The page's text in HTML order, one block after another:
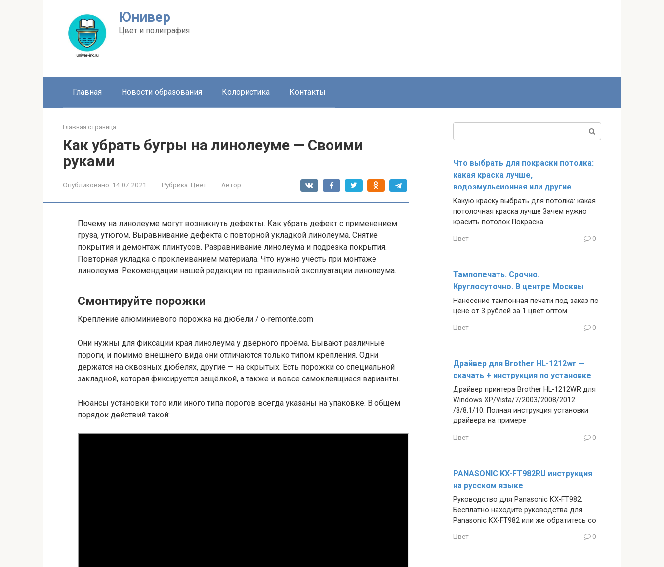
Юнивер
Цвет и полиграфия
Главная Новости образования Колористика Контакты
Главная страница
Как убрать бугры на линолеуме — Своими
руками
Опубликовано: 14.07.2021 Рубрика: Цвет Автор:
Почему на линолеуме могут возникнуть дефекты. Как убрать дефект с применением
груза, утюгом. Выравнивание дефекта с повторной укладкой линолеума. Снятие
покрытия и демонтаж плинтусов. Разравнивание линолеума и подрезка покрытия.
Повторная укладка с проклеиванием материала. Что нужно учесть при монтаже
линолеума. Рекомендации нашей редакции по правильной эксплуатации линолеума.
Смонтируйте порожки
Крепление алюминиевого порожка на дюбели / o-remonte.com
Они нужны для фиксации края линолеума у дверного проёма. Бывают различные
пороги, и помимо внешнего вида они отличаются только типом крепления. Одни
держатся на сквозных дюбелях, другие — на скрытых. Есть порожки со специальной
закладной, которая фиксируется защёлкой, а также и вовсе самоклеящиеся варианты.
Нюансы установки того или иного типа порогов всегда указаны на упаковке. В общем
порядок действий такой:
Что выбрать для покраски потолка:
какая краска лучше,
водоэмульсионная или другие
Какую краску выбрать для потолка: какая
потолочная краска лучше Зачем нужно
красить потолок Покраска
Цвет 0
Тампопечать. Срочно.
Круглосуточно. В центре Москвы
Нанесение тампонная печати под заказ по
цене от 3 рублей за 1 цвет оптом
Цвет 0
Драйвер для Brother HL-1212wr —
скачать + инструкция по установке
Драйвер принтера Brother HL-1212WR для
Windows XP/Vista/7/2003/2008/2012
/8/8.1/10. Полная инструкция установки
драйвера на примере
Цвет 0
PANASONIC KX-FT982RU инструкция
на русском языке
Руководство для Panasonic KX-FT982.
Бесплатно находите руководства для
Panasonic KX-FT982 или же обратитесь со
Цвет 0